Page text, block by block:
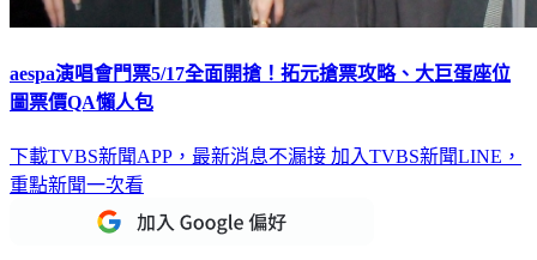
aespa演唱會門票5/17全面開搶！拓元搶票攻略、大巨蛋座位
圖票價QA懶人包
下載TVBS新聞APP，最新消息不漏接 加入TVBS新聞LINE，
重點新聞一次看